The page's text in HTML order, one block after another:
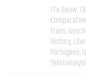
17e Eeuw
Frans
History
Portugees